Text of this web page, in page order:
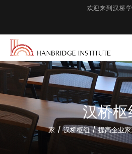
欢迎来到汉桥
汉桥枢
家 汉桥枢纽 提高企业